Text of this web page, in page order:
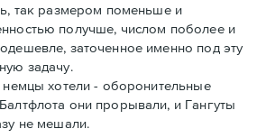
так размером поменьше и
получше, числом поболее и
заточенное именно под эту
задачу.
немцы хотели - оборонительные
они прорывали, и Гангуты
не мешали.